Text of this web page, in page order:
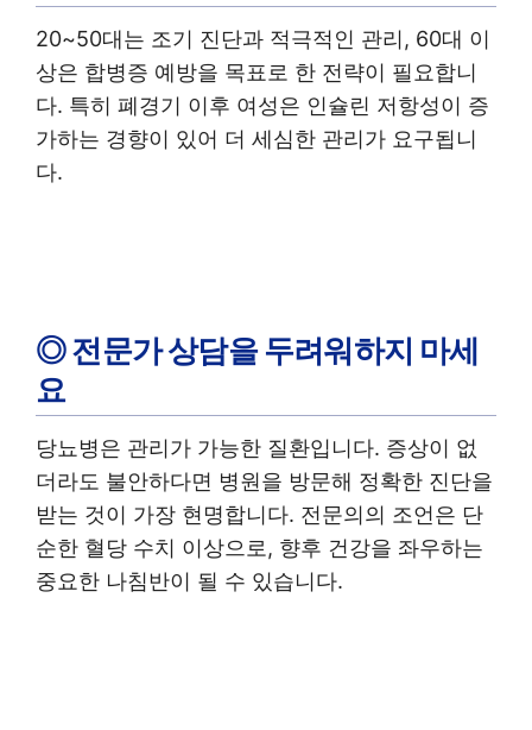
20~50대는 조기 진단과 적극적인 관리, 60대 이
상은 합병증 예방을 목표로 한 전략이 필요합니
다. 특히 폐경기 이후 여성은 인슐린 저항성이 증
가하는 경향이 있어 더 세심한 관리가 요구됩니
다.
◎ 전문가 상담을 두려워하지 마세
요
당뇨병은 관리가 가능한 질환입니다. 증상이 없
더라도 불안하다면 병원을 방문해 정확한 진단을
받는 것이 가장 현명합니다. 전문의의 조언은 단
순한 혈당 수치 이상으로, 향후 건강을 좌우하는
중요한 나침반이 될 수 있습니다.